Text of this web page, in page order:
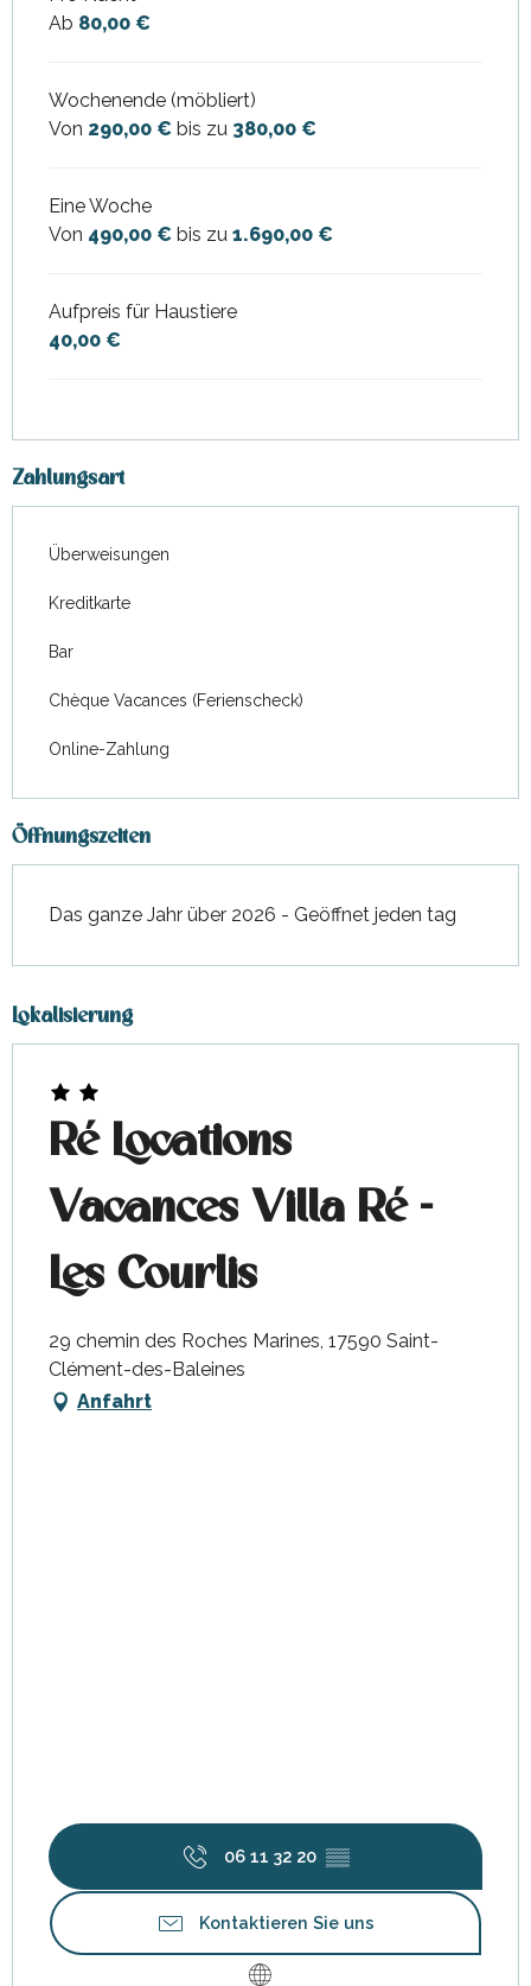
Ab 80,00 €
Wochenende (möbliert)
Von 290,00 € bis zu 380,00 €
Eine Woche
Von 490,00 € bis zu 1.690,00 €
Aufpreis für Haustiere
40,00 €
Zahlungsart
Überweisungen
Kreditkarte
Bar
Chèque Vacances (Ferienscheck)
Online-Zahlung
Öffnungszeiten
Das ganze Jahr über 2026 - Geöffnet jeden tag
Lokalisierung
Ré Locations
Vacances Villa Ré -
Les Courlis
29 chemin des Roches Marines, 17590 Saint-
Clément-des-Baleines
Anfahrt
06 11 32 20 ▒▒
Kontaktieren Sie uns